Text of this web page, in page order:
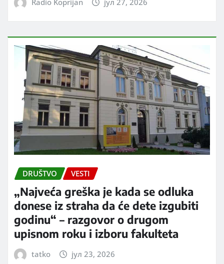
DRUŠTVO VESTI
„Najveća greška je kada se odluka
donese iz straha da će dete izgubiti
godinu“ – razgovor o drugom
upisnom roku i izboru fakulteta
tatko јул 23, 2026